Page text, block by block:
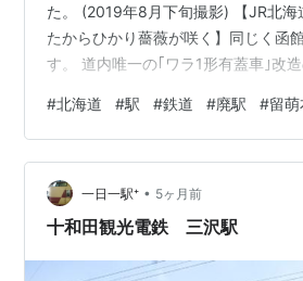
た。 (2019年8月下旬撮影) 【JR北
たからひかり薔薇が咲く】同じく函
す。 道内唯一の｢ワラ1形有蓋車｣改造
かり薔薇が咲く】また、留萌線の廃
秩父別駅、北秩父別駅、石狩沼田駅
での営業となります。留萌本線の北
いちやん」と読みます。 (2021年8月
道 留萌本線 北一已駅 …
#北海道 #駅 #鉄道 #廃駅 #留
一日一駅⁺ • 5ヶ月前
十和田観光電鉄 三沢駅